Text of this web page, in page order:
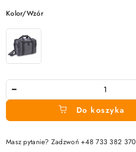
Wariant
Kolor/Wzór
Do koszyka
Masz pytanie? Zadzwoń +48 733 382 370